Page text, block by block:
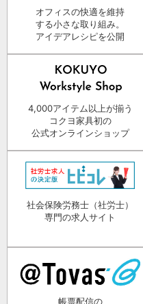
オフィスの快適を維持
する小さな取り組み。
アイデアレシピを公開
4,000アイテム以上が揃う
コクヨ家具初の
公式オンラインショップ
社会保険労務士（社労士）
専門の求人サイト
帳票配信の